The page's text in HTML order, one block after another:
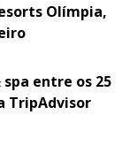
Olímpia,
entre os 25
TripAdvisor